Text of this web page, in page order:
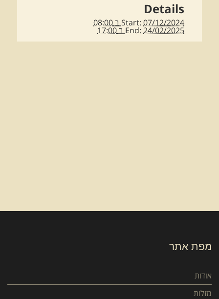
Details
Start: 07/12/2024 ב 08:00
End: 24/02/2025 ב 17:00
מפת אתר
אודות
מזלות